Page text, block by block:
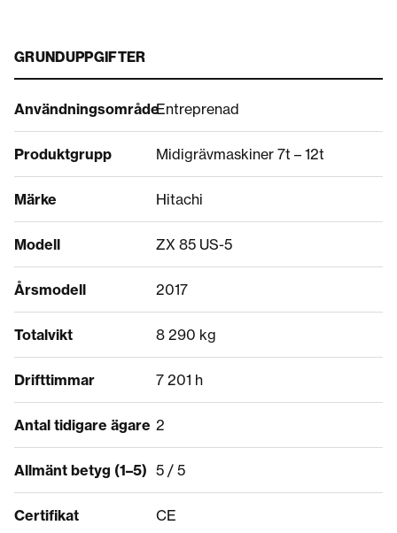
GRUNDUPPGIFTER
AnvändningsområdeEntreprenad
Produktgrupp Midigrävmaskiner 7t – 12t
Märke Hitachi
Modell ZX 85 US-5
Årsmodell 2017
Totalvikt 8 290 kg
Drifttimmar 7 201 h
Antal tidigare ägare 2
Allmänt betyg (1–5) 5 / 5
Certifikat CE